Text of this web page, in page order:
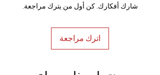
شارك أفكارك. كن أول من يترك مراجعة.
اترك مراجعة